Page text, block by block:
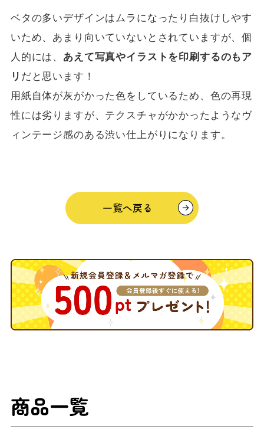
商品一覧
ベタの多いデザインはムラになったり白抜けしやす
いため、あまり向いていないとされていますが、個
人的には、 あえて写真やイラストを印刷するのもア
リ だと思います！
用紙自体が灰がかった色をしているため、色の再現
性には劣りますが、テクスチャがかかったようなヴ
ィンテージ感のある渋い仕上がりになります。
一覧へ戻る